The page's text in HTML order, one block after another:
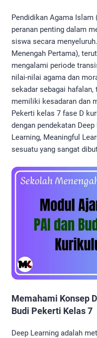
Pendidikan Agama Islam
peranan penting dalam
siswa secara
Menengah Pertama),
mengalami periode
nilai-nilai agama dan
sekadar sebagai
memiliki kesadaran dan
Pekerti kelas 7 fase D
dengan pendekatan
Learning, Meaningful
sesuatu yang sangat
Memahami Konsep
Budi Pekerti Kelas 7
Deep Learning adalah